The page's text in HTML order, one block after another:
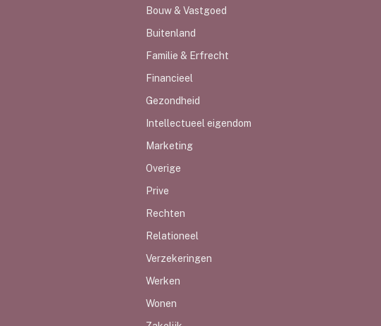
Bouw & Vastgoed
Buitenland
Familie & Erfrecht
Financieel
Gezondheid
Intellectueel eigendom
Marketing
Overige
Prive
Rechten
Relationeel
Verzekeringen
Werken
Wonen